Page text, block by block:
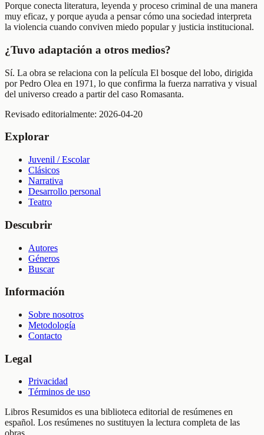
Porque conecta literatura, leyenda y proceso criminal de una manera
muy eficaz, y porque ayuda a pensar cómo una sociedad interpreta
la violencia cuando conviven miedo popular y justicia institucional.
¿Tuvo adaptación a otros medios?
Sí. La obra se relaciona con la película El bosque del lobo, dirigida
por Pedro Olea en 1971, lo que confirma la fuerza narrativa y visual
del universo creado a partir del caso Romasanta.
Revisado editorialmente: 2026-04-20
Explorar
Juvenil / Escolar
Clásicos
Narrativa
Desarrollo personal
Teatro
Descubrir
Autores
Géneros
Buscar
Información
Sobre nosotros
Metodología
Contacto
Legal
Privacidad
Términos de uso
Libros Resumidos es una biblioteca editorial de resúmenes en
español. Los resúmenes no sustituyen la lectura completa de las